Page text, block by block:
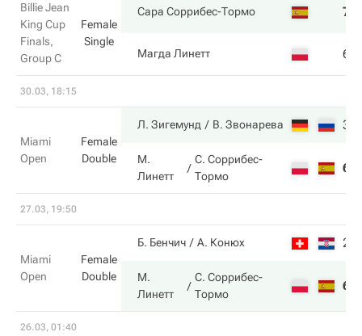
Billie Jean
King Cup
Finals,
Group C
Female
Single
Сара Соррибес-Тормо 7
Магда Линетт 6
30.03, 18:15
Miami
Open
Female
Double
Л. Зигемунд В. Звонарева 3
М.
Линетт
С. Соррибес-
Тормо
6
27.03, 19:50
Miami
Open
Female
Double
Б. Бенчич А. Конюх 2
М.
Линетт
С. Соррибес-
Тормо
6
26.03, 01:40